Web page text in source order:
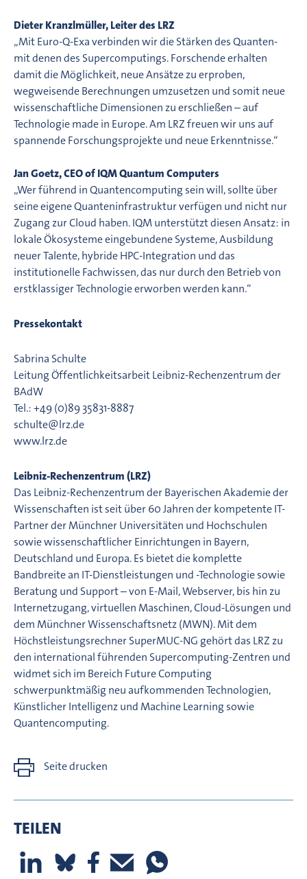
Dieter Kranzlmüller, Leiter des LRZ
„Mit Euro-Q-Exa verbinden wir die Stärken des Quanten-
mit denen des Supercomputings. Forschende erhalten
damit die Möglichkeit, neue Ansätze zu erproben,
wegweisende Berechnungen umzusetzen und somit neue
wissenschaftliche Dimensionen zu erschließen – auf
Technologie made in Europe. Am LRZ freuen wir uns auf
spannende Forschungsprojekte und neue Erkenntnisse.“
Jan Goetz, CEO of IQM Quantum Computers
„Wer führend in Quantencomputing sein will, sollte über
seine eigene Quanteninfrastruktur verfügen und nicht nur
Zugang zur Cloud haben. IQM unterstützt diesen Ansatz: in
lokale Ökosysteme eingebundene Systeme, Ausbildung
neuer Talente, hybride HPC-Integration und das
institutionelle Fachwissen, das nur durch den Betrieb von
erstklassiger Technologie erworben werden kann.“
Pressekontakt
Sabrina Schulte
Leitung Öffentlichkeitsarbeit Leibniz-Rechenzentrum der
BAdW
Tel.: +49 (0)89 35831-8887
schulte@lrz.de
www.lrz.de
Leibniz-Rechenzentrum (LRZ)
Das Leibniz-Rechenzentrum der Bayerischen Akademie der
Wissenschaften ist seit über 60 Jahren der kompetente IT-
Partner der Münchner Universitäten und Hochschulen
sowie wissenschaftlicher Einrichtungen in Bayern,
Deutschland und Europa. Es bietet die komplette
Bandbreite an IT-Dienstleistungen und -Technologie sowie
Beratung und Support – von E-Mail, Webserver, bis hin zu
Internetzugang, virtuellen Maschinen, Cloud-Lösungen und
dem Münchner Wissenschaftsnetz (MWN). Mit dem
Höchstleistungsrechner SuperMUC-NG gehört das LRZ zu
den international führenden Supercomputing-Zentren und
widmet sich im Bereich Future Computing
schwerpunktmäßig neu aufkommenden Technologien,
Künstlicher Intelligenz und Machine Learning sowie
Quantencomputing.
Seite drucken
TEILEN